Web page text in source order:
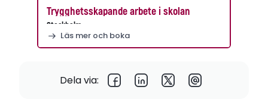
Trygghetsskapande arbete i skolan
Stockholm
Läs mer och boka
Dela via: